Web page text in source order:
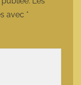
avec *